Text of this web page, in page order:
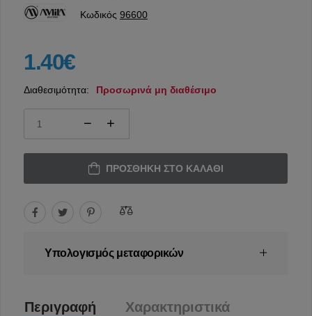
Κωδικός 96600
1.40€
Διαθεσιμότητα: Προσωρινά μη διαθέσιμο
ΠΡΟΣΘΉΚΗ ΣΤΟ ΚΑΛΆΘΙ
Υπολογισμός μεταφορικών
Περιγραφή Χαρακτηριστικά